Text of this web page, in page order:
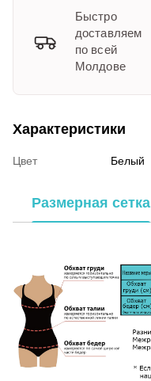
Быстро
доставляем
по всей
Молдове
Характеристики
Цвет Белый
Размерная сетка